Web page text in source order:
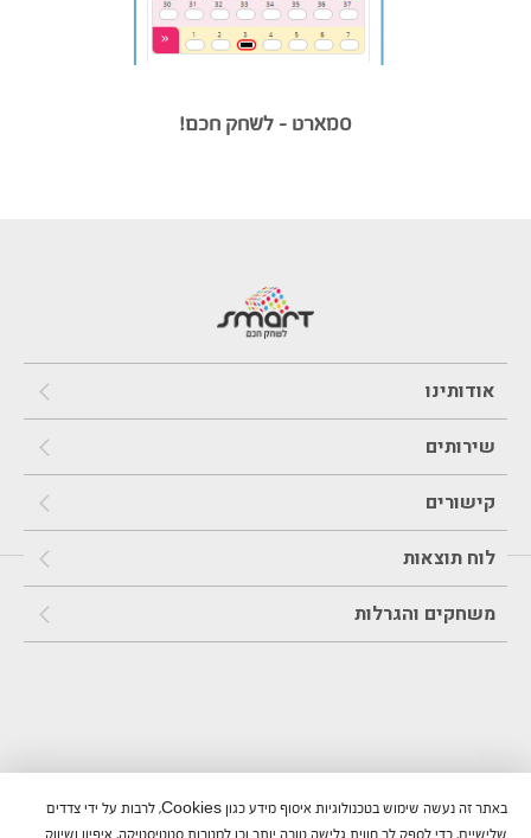
סמארט – לשחק חכם!
אודותינו
שירותים
קישורים
לוח תוצאות
משחקים והגרלות
באתר זה נעשה שימוש בטכנולוגיות איסוף מידע כגון Cookies, לרבות על ידי צדדים